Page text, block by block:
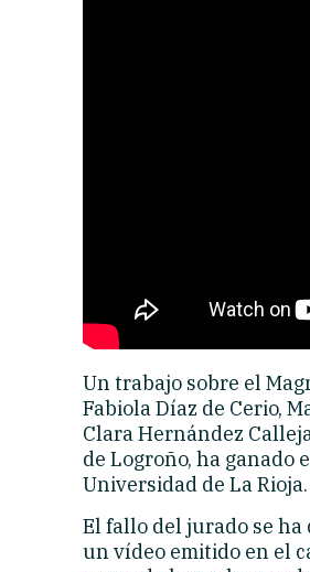
Un trabajo sobre el
Fabiola Díaz de Cerio,
Clara Hernández
de Logroño, ha ganado
Universidad de La Rioja.
El fallo del jurado se ha
un vídeo emitido en el